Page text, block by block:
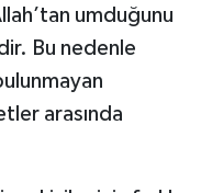
umduğunu
Bu nedenle
arasında